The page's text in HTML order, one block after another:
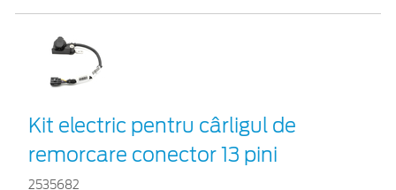
Kit electric pentru cârligul de
remorcare conector 13 pini
2535682